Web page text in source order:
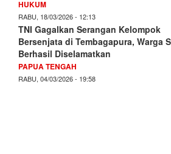
HUKUM
RABU, 18/03/2026 - 12:13
TNI Gagalkan Serangan Kelompok
Bersenjata di Tembagapura, Warga
Berhasil Diselamatkan
PAPUA TENGAH
RABU, 04/03/2026 - 19:58